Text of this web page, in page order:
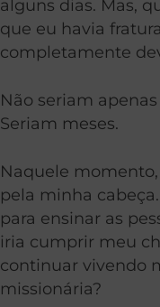
alguns dias. Mas,
que eu havia
completamente
Não seriam
Seriam meses.
Naquele
pela minha
para ensinar as
iria cumprir meu
continuar vivendo
missionária?